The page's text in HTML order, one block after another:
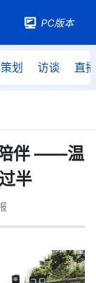
PC版本
划 访谈 直播
陪伴 ——温
半